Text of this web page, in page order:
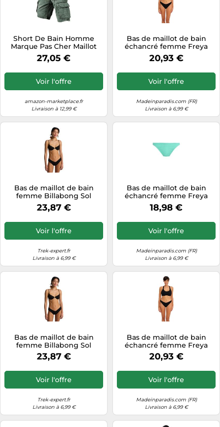
Short De Bain Homme
Marque Pas Cher Maillot
pour Vert Poche
Survetement Cuir
Streetwear Fendu
Hommes Tres Saumon
hancré 30
27,05 €
Voir l'offre
amazon-marketplace.fr
Livraison à 12,99 €
Bas de maillot de bain
échancré femme Freya
Ibiza Waves Noir XS
20,93 €
Voir l'offre
Madeinparadis.com (FR)
Livraison à 6,99 €
Bas de maillot de bain
femme Billabong Sol
Searcher Fiji Noir XL
23,87 €
Voir l'offre
Trek-expert.fr
Livraison à 6,99 €
Bas de maillot de bain
échancré femme Freya
Ibiza Waves Bleu XS
18,98 €
Voir l'offre
Madeinparadis.com (FR)
Livraison à 6,99 €
Bas de maillot de bain
femme Billabong Sol
Searcher Fiji Noir XS
23,87 €
Voir l'offre
Trek-expert.fr
Livraison à 6,99 €
Bas de maillot de bain
échancré femme Freya
Ibiza Waves Noir XL
20,93 €
Voir l'offre
Madeinparadis.com (FR)
Livraison à 6,99 €